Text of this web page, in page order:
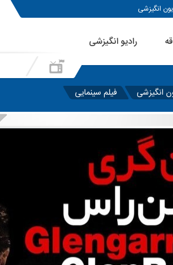
انگیزشی
رادیو انگیزشی
انگیزشی فیلم سینمایی